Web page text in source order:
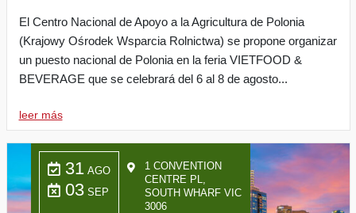
El Centro Nacional de Apoyo a la Agricultura de Polonia
(Krajowy Ośrodek Wsparcia Rolnictwa) se propone organizar
un puesto nacional de Polonia en la feria VIETFOOD &
BEVERAGE que se celebrará del 6 al 8 de agosto...
leer más
31 AGO
03 SEP
1 CONVENTION
CENTRE PL,
SOUTH WHARF VIC
3006